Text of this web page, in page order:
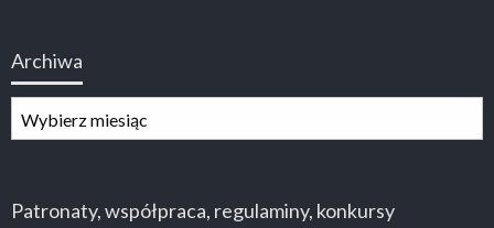
Archiwa
Patronaty, współpraca, regulaminy, konkursy